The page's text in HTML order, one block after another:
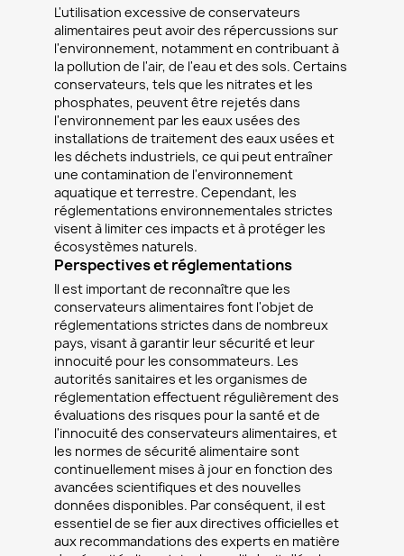
L'utilisation excessive de conservateurs
alimentaires peut avoir des répercussions sur
l'environnement, notamment en contribuant à
la pollution de l'air, de l'eau et des sols. Certains
conservateurs, tels que les nitrates et les
phosphates, peuvent être rejetés dans
l'environnement par les eaux usées des
installations de traitement des eaux usées et
les déchets industriels, ce qui peut entraîner
une contamination de l'environnement
aquatique et terrestre. Cependant, les
réglementations environnementales strictes
visent à limiter ces impacts et à protéger les
écosystèmes naturels.
Perspectives et réglementations
Il est important de reconnaître que les
conservateurs alimentaires font l'objet de
réglementations strictes dans de nombreux
pays, visant à garantir leur sécurité et leur
innocuité pour les consommateurs. Les
autorités sanitaires et les organismes de
réglementation effectuent régulièrement des
évaluations des risques pour la santé et de
l'innocuité des conservateurs alimentaires, et
les normes de sécurité alimentaire sont
continuellement mises à jour en fonction des
avancées scientifiques et des nouvelles
données disponibles. Par conséquent, il est
essentiel de se fier aux directives officielles et
aux recommandations des experts en matière